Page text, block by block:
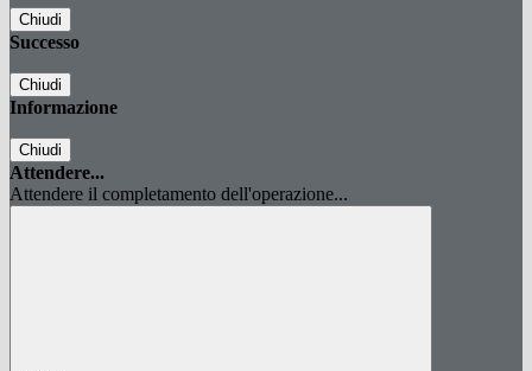
Chiudi
Successo
Chiudi
Informazione
Chiudi
Attendere...
Attendere il completamento dell'operazione...